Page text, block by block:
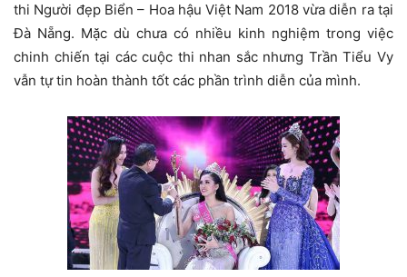
thi Người đẹp Biển – Hoa hậu Việt Nam 2018 vừa diễn ra tại
Đà Nẵng. Mặc dù chưa có nhiều kinh nghiệm trong việc
chinh chiến tại các cuộc thi nhan sắc nhưng Trần Tiểu Vy
vẫn tự tin hoàn thành tốt các phần trình diễn của mình.